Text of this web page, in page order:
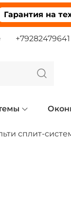
на технику
+79282479641
сплит-